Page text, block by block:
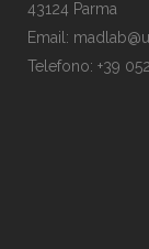
43124 Parma
Email:
Telefono: +39